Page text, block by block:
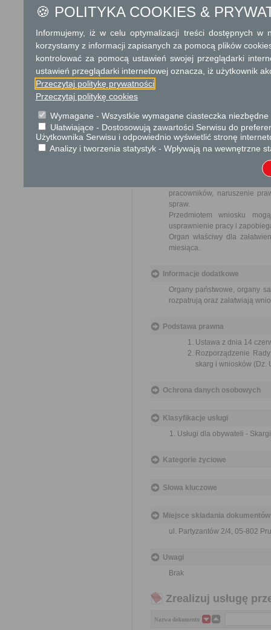
O sposobie rozpatrzenia
Centrala Szpitala – 22 739
Dodatkowe
Tryb odwoławczy
Brak
pracowników, naruszenie
spraw.
Przedmiotem wniosku
usprawnienie pracy i
Organ właściwy dla
miesiąca.
Informacje dodatkowe
Organy państwowe, organy
rozpatrują oraz załatwiają
Podstawa prawna
Ustawa z dnia 14
Rozporządzenie
skarg i wniosków (Dz.
Ochrona danych osobowych
Klasyfikacje usługi
Usługi dla obywateli -
Kategorie życiowe
Słowa kluczowe
Miejsce składania dokumentów
ul. Partyzantów 2/4, 05-802
Uwagi
Brak
Zrealizuj usługę
Nazwa dokumentu
🍪 POLITYKA COOKIES &
Informujemy, iż w celu optymalizacji treści dostępnych w
korzystamy z informacji zapisanych za pomocą plików
kontrolować za pomocą ustawień swojej przeglądarki
ustawień przeglądarki internetowej oznacza, iż użytkownik
Przeczytaj politykę prywatności
Przeczytaj politykę cookies
Wymagane - Wszystkie wymagane ciasteczka
Ułatwiające - Dostosowują zawartości Serwisu do
Użytkownika Serwisu i odpowiednio wyświetlić stronę
Analizy i tworzenia statystyk - Wpływają na wewnętrzne